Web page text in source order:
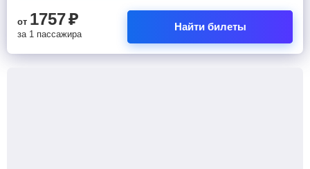
от 1757₽
за 1 пассажира
Найти билеты